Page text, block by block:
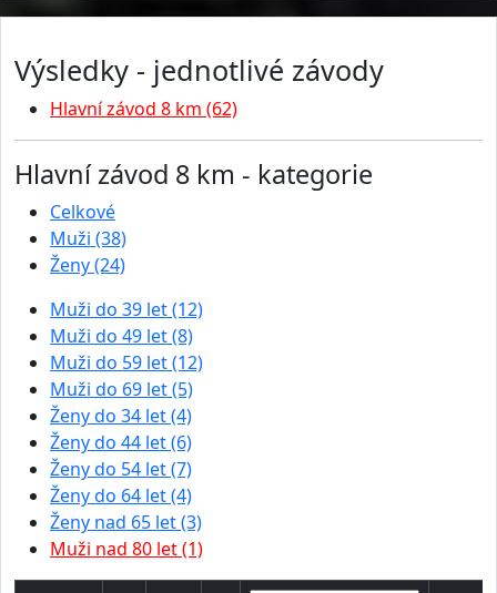
Výsledky - jednotlivé závody
Hlavní závod 8 km (62)
Hlavní závod 8 km - kategorie
Celkové
Muži (38)
Ženy (24)
Muži do 39 let (12)
Muži do 49 let (8)
Muži do 59 let (12)
Muži do 69 let (5)
Ženy do 34 let (4)
Ženy do 44 let (6)
Ženy do 54 let (7)
Ženy do 64 let (4)
Ženy nad 65 let (3)
Muži nad 80 let (1)